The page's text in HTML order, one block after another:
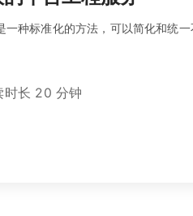
种标准化的方法，可以简化和统
时长 20 分钟